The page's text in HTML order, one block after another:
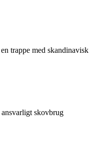
trappe med skandinavisk
skovbrug